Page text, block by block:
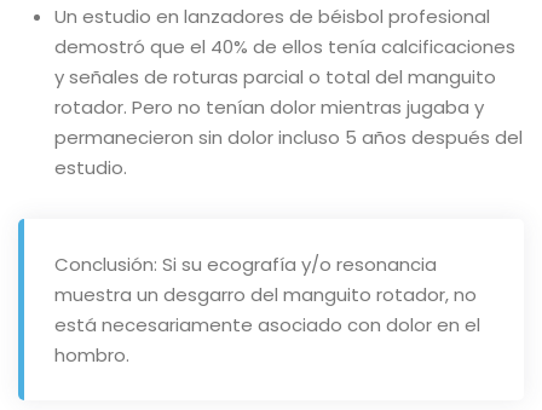
Un estudio en lanzadores de béisbol profesional
demostró que el 40% de ellos tenía calcificaciones
y señales de roturas parcial o total del manguito
rotador. Pero no tenían dolor mientras jugaba y
permanecieron sin dolor incluso 5 años después del
estudio.
Conclusión: Si su ecografía y/o resonancia
muestra un desgarro del manguito rotador, no
está necesariamente asociado con dolor en el
hombro.